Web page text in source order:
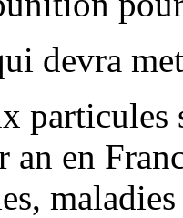
devra
particules
an en